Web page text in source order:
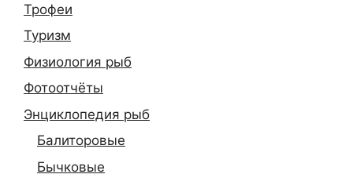
Трофеи
Туризм
Физиология рыб
Фотоотчёты
Энциклопедия рыб
Балиторовые
Бычковые